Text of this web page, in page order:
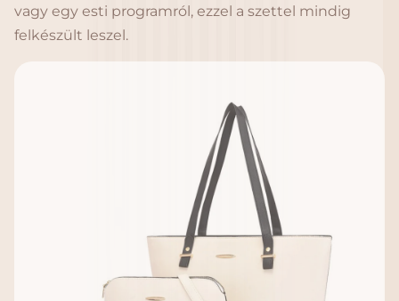
vagy egy esti programról, ezzel a szettel mindig
felkészült leszel.